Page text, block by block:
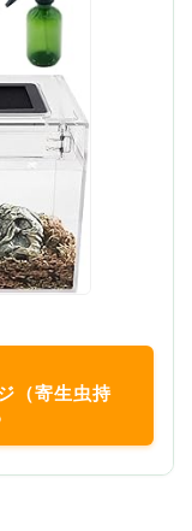
（寄生虫持